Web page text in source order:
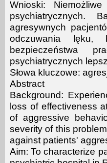
Wnioski:
psychiatrycznych.
agresywnych
odczuwania lęku,
bezpieczeństwa
psychiatrycznych
Słowa kluczowe:
Abstract
Background:
loss of effectiveness
of aggressive
severity of this
against patients'
Aim: To characterize